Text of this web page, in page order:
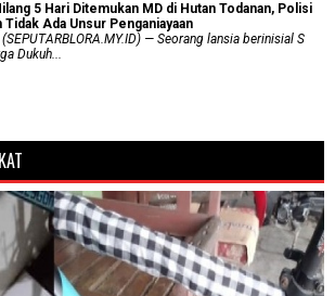
5 Hari Ditemukan MD di Hutan Todanan, Polisi
Tidak Ada Unsur Penganiayaan
— Seorang lansia berinisial S
Dukuh...